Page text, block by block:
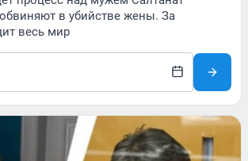
в убийстве жены. За
весь мир